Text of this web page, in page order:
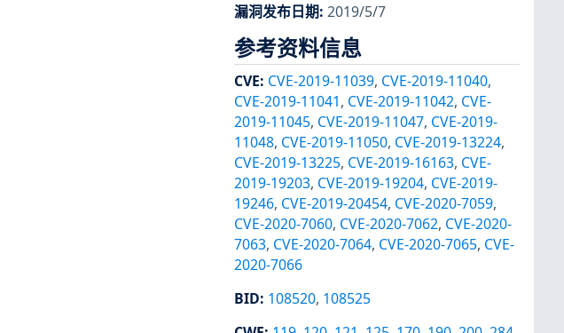
漏洞发布日期: 2019/5/7
参考资料信息
CVE: CVE-2019-11039, CVE-2019-11040,
CVE-2019-11041, CVE-2019-11042, CVE-
2019-11045, CVE-2019-11047, CVE-2019-
11048, CVE-2019-11050, CVE-2019-13224,
CVE-2019-13225, CVE-2019-16163, CVE-
2019-19203, CVE-2019-19204, CVE-2019-
19246, CVE-2019-20454, CVE-2020-7059,
CVE-2020-7060, CVE-2020-7062, CVE-2020-
7063, CVE-2020-7064, CVE-2020-7065, CVE-
2020-7066
BID: 108520, 108525